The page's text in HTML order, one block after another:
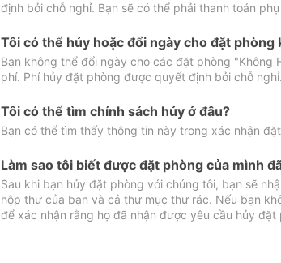
định bởi chỗ nghỉ. Bạn sẽ có thể phải thanh toán
Tôi có thể hủy hoặc đổi ngày cho đặt
Bạn không thể đổi ngày cho các đặt phòng "Không
phí. Phí hủy đặt phòng được quyết định bởi chỗ
Tôi có thể tìm chính sách hủy ở đâu?
Bạn có thể tìm thấy thông tin này trong xác nhận
Làm sao tôi biết được đặt phòng của mình
Sau khi bạn hủy đặt phòng với chúng tôi, bạn sẽ
hộp thư của bạn và cả thư mục thư rác. Nếu bạn
để xác nhận rằng họ đã nhận được yêu cầu hủy đặt